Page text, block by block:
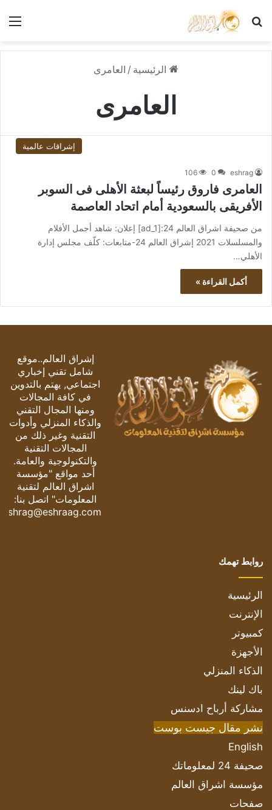
بحث عن
الرئيسية / العامرى
العامرى
إشراقات عالمية
eshrag
0
106
العامرى فاروق رئيساً لبعثة الأهلى فى السوبر
الأفريقى بالسعودية أمام اتحاد العاصمة
من صحيفة اشراق العالم 24:[ad_1] إعلان: شاهد أجمل الأفلام
والمسلسلات 2021 إشراق العالم 24-متابعات: كلّف مجلس إدارة
الأهلي…
أكمل القراءة »
إشراق العالم..موقع
شامل تقني إخباري
اجتماعي, يهتم بالتدوين
في كافة المجالات
ومنها المجال التقني
والذكاء المنزلي وأدوات
التقنية وغير ذلك من
المجالات التقنية
والتكنولوجية والعامة.
أحد مواقع "مؤسسة
اشراق العالم لتقنية
المعلومات" اتصل بنا:
eshrag@eshraag.com
روابط تهمك
الرئيسية
الإنترنت
كمبيوتر
الأجهزة
الذكاء المنزلي
باك لينك
مشاركة أرباح ادسنس
نشر مقال جيست بوست
English
صحيفة 24 لمعلوماتك
مؤسسة اشراق العالم
صفحات